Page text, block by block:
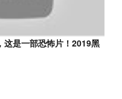
这是一部恐怖片！2019黑